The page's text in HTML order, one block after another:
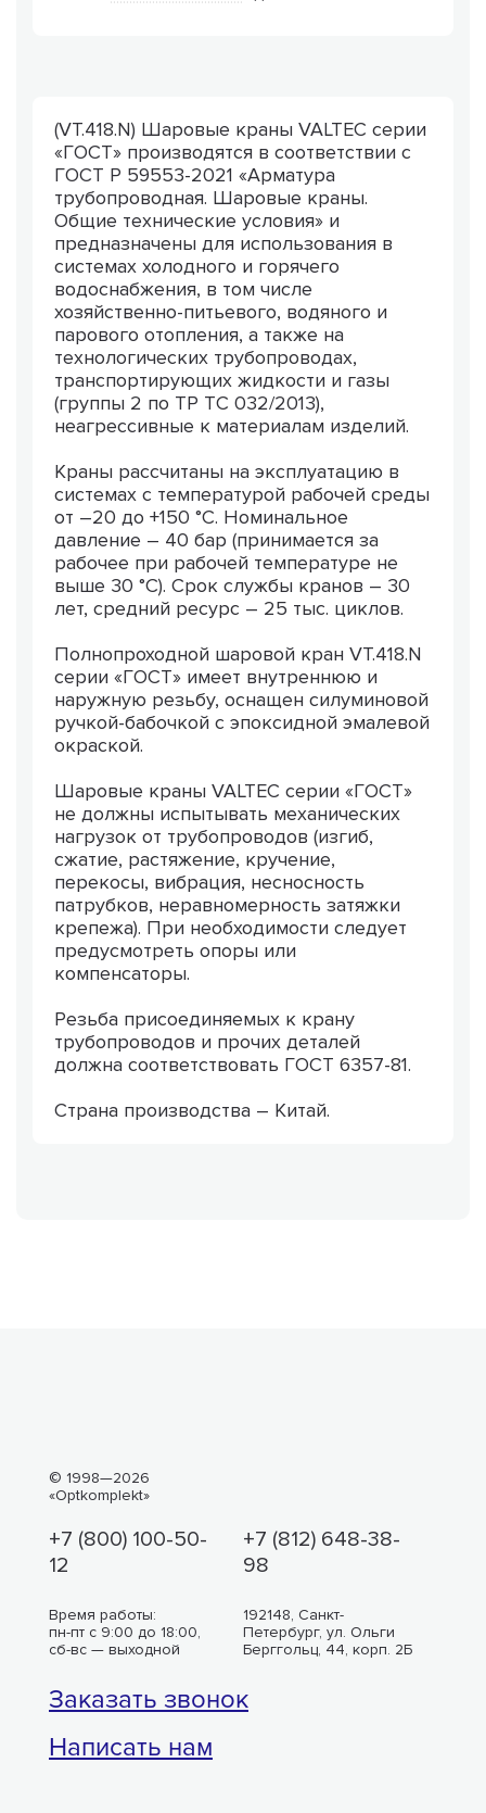
(VT.418.N) Шаровые краны VALTEC серии
«ГОСТ» производятся в соответствии с
ГОСТ Р 59553-2021 «Арматура
трубопроводная. Шаровые краны.
Общие технические условия» и
предназначены для использования в
системах холодного и горячего
водоснабжения, в том числе
хозяйственно-питьевого, водяного и
парового отопления, а также на
технологических трубопроводах,
транспортирующих жидкости и газы
(группы 2 по ТР ТС 032/2013),
неагрессивные к материалам изделий.
Краны рассчитаны на эксплуатацию в
системах с температурой рабочей среды
от –20 до +150 °С. Номинальное
давление – 40 бар (принимается за
рабочее при рабочей температуре не
выше 30 °С). Срок службы кранов – 30
лет, средний ресурс – 25 тыс. циклов.
Полнопроходной шаровой кран VT.418.N
серии «ГОСТ» имеет внутреннюю и
наружную резьбу, оснащен силуминовой
ручкой-бабочкой с эпоксидной эмалевой
окраской.
Шаровые краны VALTEC серии «ГОСТ»
не должны испытывать механических
нагрузок от трубопроводов (изгиб,
сжатие, растяжение, кручение,
перекосы, вибрация, несносность
патрубков, неравномерность затяжки
крепежа). При необходимости следует
предусмотреть опоры или
компенсаторы.
Резьба присоединяемых к крану
трубопроводов и прочих деталей
должна соответствовать ГОСТ 6357-81.
Страна производства – Китай.
© 1998—2026
«Optkomplekt»
+7 (800) 100-50-
12
+7 (812) 648-38-
98
Время работы:
пн-пт с 9:00 до 18:00,
сб-вс — выходной
192148, Санкт-
Петербург, ул. Ольги
Берггольц, 44, корп. 2Б
Заказать звонок
Написать нам